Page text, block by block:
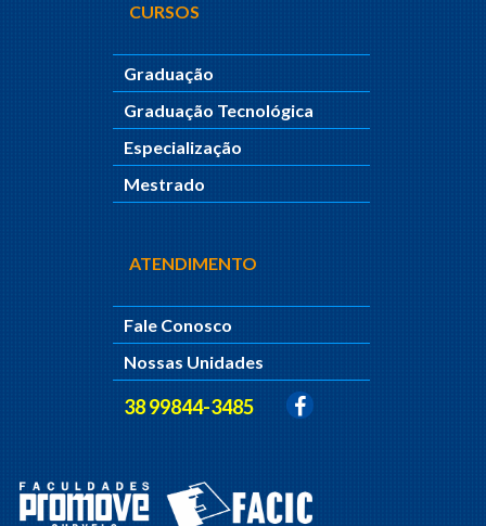
CURSOS
Graduação
Graduação Tecnológica
Especialização
Mestrado
ATENDIMENTO
Fale Conosco
Nossas Unidades
38 99844-3485